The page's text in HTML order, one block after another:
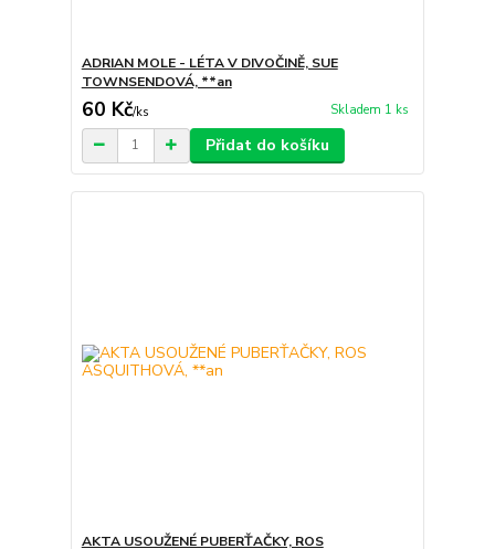
ADRIAN MOLE - LÉTA V DIVOČINĚ, SUE
TOWNSENDOVÁ, **an
60 Kč/ks Skladem 1 ks
Přidat do košíku
AKTA USOUŽENÉ PUBERŤAČKY, ROS